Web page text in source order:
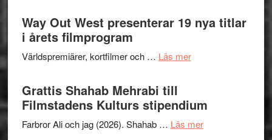
trailern
för
X-
I
Want
to
Believe
Way Out West presenterar 19 nya titlar
i årets filmprogram
Världspremiärer, kortfilmer och … Läs merom
presenterar
19
Grattis Shahab Mehrabi till
Filmstadens Kulturs stipendium
Farbror Ali och jag (2026). Shahab … Läs merom